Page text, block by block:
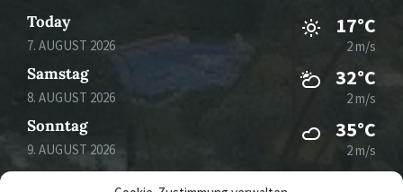
Today
7. AUGUST 2026
17°C
2 m/s
Samstag
8. AUGUST 2026
32°C
2 m/s
Sonntag
9. AUGUST 2026
35°C
2 m/s
Montag